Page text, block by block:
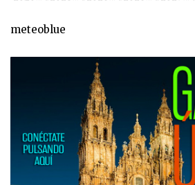
meteoblue